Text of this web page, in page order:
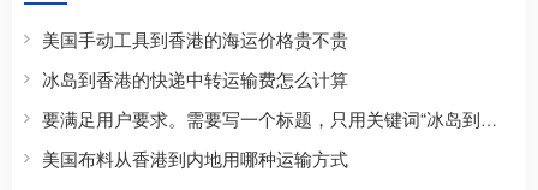
美国手动工具到香港的海运价格贵不贵
冰岛到香港的快递中转运输费怎么计算
要满足用户要求。需要写一个标题，只用关键词“冰岛到香港的快递运输中怎么防金属件生锈”，且正文约800字，正文要包含SEO长尾方向，自然覆盖价格、流程、条件、选择标准、适合人群、常见问题、注意事项、避坑建议、对比参考、地区/场景/行业属性、用户口语化问题等。开头前100字内出现核心关键词，然后使用Markdown二级标题划分3-6个主体章节，每个标题尽量包含核心词或变体，可以使用三级标题。结尾可用总结。需要具体有逻辑。
美国布料从香港到内地用哪种运输方式